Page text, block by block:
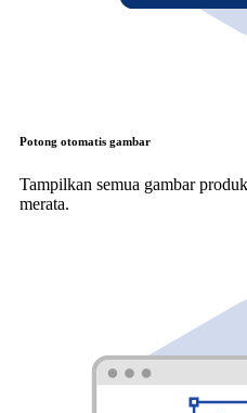
Potong otomatis gambar
Tampilkan semua gambar
merata.